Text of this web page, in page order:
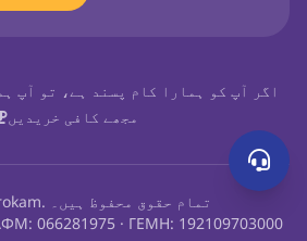
اگر آپ کو ہمارا کام پسند ہے، تو آپ
مجھے کافی خریدیں
© 2026 merokam. تمام حقوق محفوظ ہیں۔
066281975 · ΓΕΜΗ: 192109703000